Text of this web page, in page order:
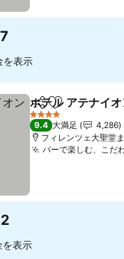
を表示
シェアお気に入りに
ホテル アテナイ
4 ホテルのランク
9.4 大満足
4,286
フィレンツェ大聖堂
バーで楽しむ、こだ
を表示